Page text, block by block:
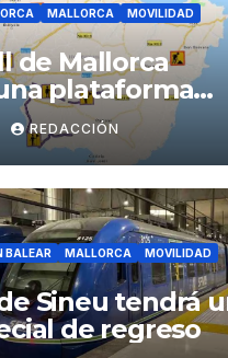
MALLORCA
MOVILIDAD
de Mallorca
plataforma
de incidencias
tiempo real
REDACCIÓN
BALEAR MALLORCA
MOVILIDAD
Sineu tendrá
de regreso